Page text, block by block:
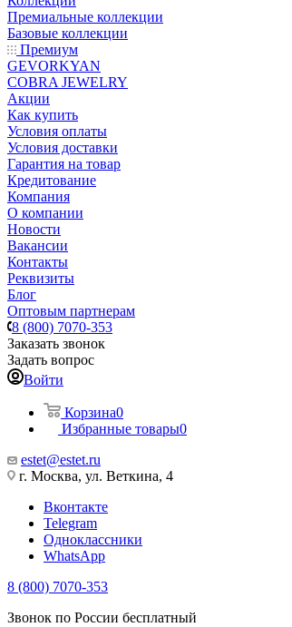
Премиальные коллекции
Базовые коллекции
Премиум
GEVORKYAN
COBRA JEWELRY
Акции
Как купить
Условия оплаты
Условия доставки
Гарантия на товар
Кредитование
Компания
О компании
Новости
Вакансии
Контакты
Реквизиты
Блог
Оптовым партнерам
8 (800) 7070-353
Заказать звонок
Задать вопрос
Войти
Корзина0
Избранные товары0
estet@estet.ru
г. Москва, ул. Веткина, 4
Вконтакте
Telegram
Одноклассники
WhatsApp
8 (800) 7070-353
Звонок по России бесплатный